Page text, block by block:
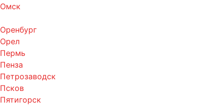
Омск
Оренбург
Орел
Пермь
Пенза
Петрозаводск
Псков
Пятигорск